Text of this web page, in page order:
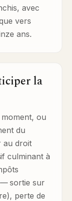
avec
vers
ans.
la
ou
du
au droit
culminant à
— sortie sur
perte de